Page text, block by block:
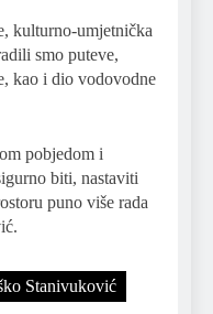
kulturno-umjetnička
smo puteve,
kao i dio vodovodne
pobjedom i
biti, nastaviti
puno više rada
Stanivuković